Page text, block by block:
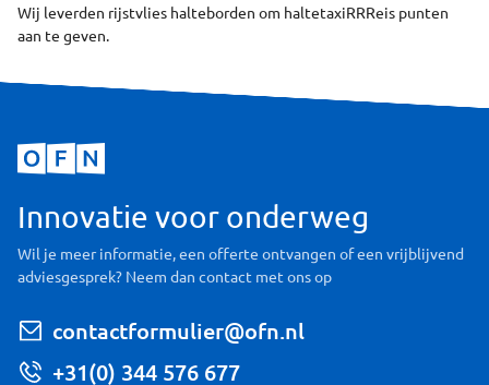
Wij leverden rijstvlies halteborden om haltetaxiRRReis punten
aan te geven.
Innovatie voor onderweg
Wil je meer informatie, een offerte ontvangen of een vrijblijvend
adviesgesprek? Neem dan contact met ons op
contactformulier@ofn.nl
+31(0) 344 576 677